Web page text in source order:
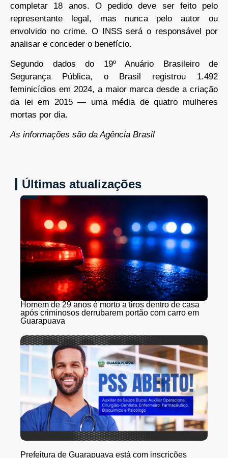
completar 18 anos. O pedido deve ser feito pelo
representante legal, mas nunca pelo autor ou
envolvido no crime. O INSS será o responsável por
analisar e conceder o benefício.
Segundo dados do 19º Anuário Brasileiro de
Segurança Pública, o Brasil registrou 1.492
feminicídios em 2024, a maior marca desde a criação
da lei em 2015 — uma média de quatro mulheres
mortas por dia.
As informações são da Agência Brasil
Últimas atualizações
Homem de 29 anos é morto a tiros dentro de casa
após criminosos derrubarem portão com carro em
Guarapuava
Prefeitura de Guarapuava está com inscrições